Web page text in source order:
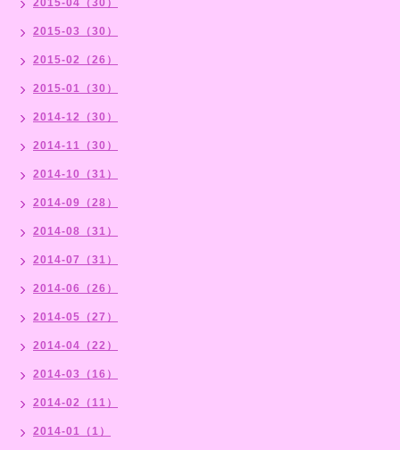
2015-03（30）
2015-02（26）
2015-01（30）
2014-12（30）
2014-11（30）
2014-10（31）
2014-09（28）
2014-08（31）
2014-07（31）
2014-06（26）
2014-05（27）
2014-04（22）
2014-03（16）
2014-02（11）
2014-01（1）